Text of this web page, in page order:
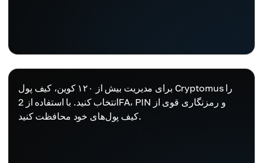
برای مدیریت بیش از ۱۲۰ کوین، کیف پول Cryptomus را
انتخاب کنید. با استفاده از 2FA، PIN و رمزنگاری قوی از
کیف پول‌های خود محافظت کنید.